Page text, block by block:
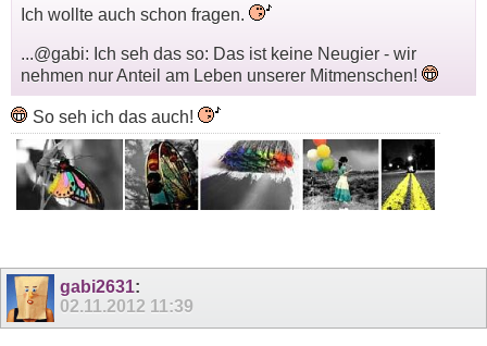
Ich wollte auch schon fragen.
...@gabi: Ich seh das so: Das ist keine Neugier - wir
nehmen nur Anteil am Leben unserer Mitmenschen!
So seh ich das auch!
gabi2631:
02.11.2012 11:39